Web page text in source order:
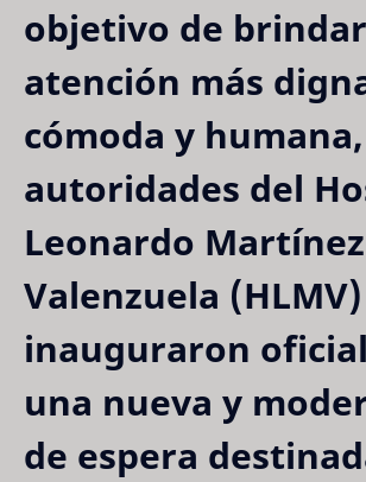
objetivo de
atención más
cómoda y
autoridades del
Leonardo Martínez
Valenzuela (HLMV)
inauguraron
una nueva y
de espera